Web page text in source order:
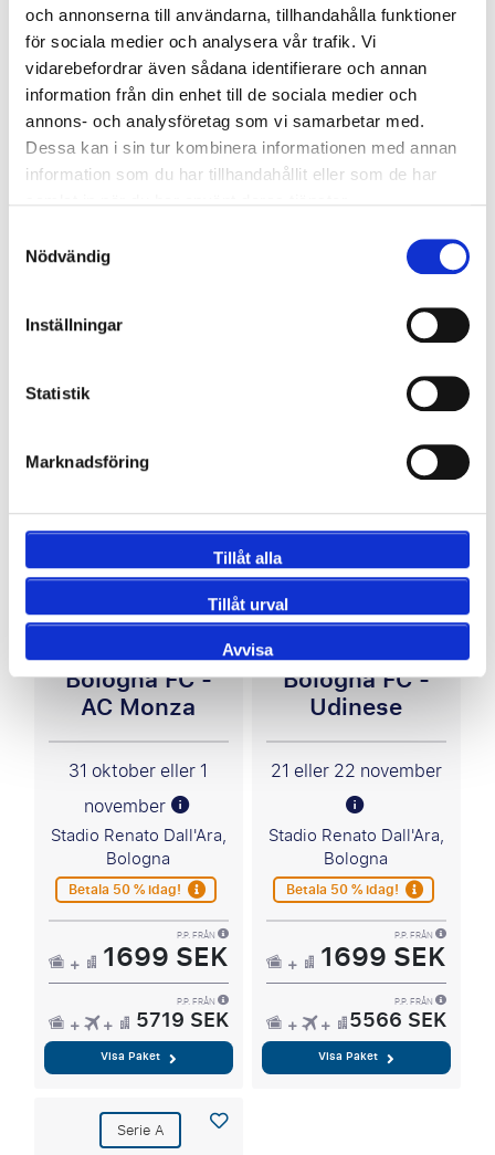
och annonserna till användarna, tillhandahålla funktioner
för sociala medier och analysera vår trafik. Vi
vidarebefordrar även sådana identifierare och annan
information från din enhet till de sociala medier och
annons- och analysföretag som vi samarbetar med.
Dessa kan i sin tur kombinera informationen med annan
information som du har tillhandahållit eller som de har
Nödvändig
Inställningar
Statistik
Marknadsföring
Tillåt alla
Tillåt urval
Avvisa
Long side
Inga bokningsavgifter
3 nätter
Serie A
Bologna FC -
AC Monza
31 oktober eller 1
november
Stadio Renato Dall'Ara,
Bologna
Betala 50 % idag!
P.P. FRÅN
1699 SEK
P.P. FRÅN
5719 SEK
Visa Paket
Serie A
Bologna FC -
Udinese
21 eller 22 november
Stadio Renato Dall'Ara,
Bologna
Betala 50 % idag!
P.P. FRÅN
1699 SEK
P.P. FRÅN
5566 SEK
Visa Paket
Serie A